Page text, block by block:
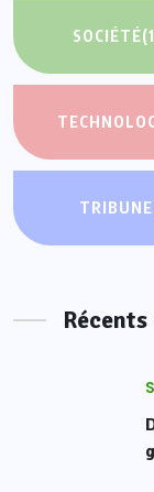
SOCIÉTÉ
TRIBUNE